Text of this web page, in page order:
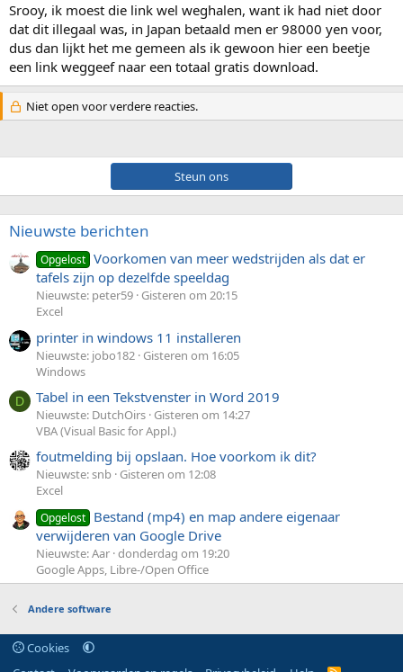
Srooy, ik moest die link wel weghalen, want ik had niet door
dat dit illegaal was, in Japan betaald men er 98000 yen voor,
dus dan lijkt het me gemeen als ik gewoon hier een beetje
een link weggeef naar een totaal gratis download.
Niet open voor verdere reacties.
Steun ons
Nieuwste berichten
Opgelost Voorkomen van meer wedstrijden als dat er
tafels zijn op dezelfde speeldag
Nieuwste: peter59 Gisteren om 20:15
Excel
printer in windows 11 installeren
Nieuwste: jobo182 Gisteren om 16:05
Windows
D Tabel in een Tekstvenster in Word 2019
Nieuwste: DutchOirs Gisteren om 14:27
VBA (Visual Basic for Appl.)
foutmelding bij opslaan. Hoe voorkom ik dit?
Nieuwste: snb Gisteren om 12:08
Excel
Opgelost Bestand (mp4) en map andere eigenaar
verwijderen van Google Drive
Nieuwste: Aar donderdag om 19:20
Google Apps, Libre-/Open Office
Andere software
Cookies